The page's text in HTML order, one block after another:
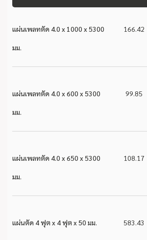
แผ่นเพลทตัด 4.0 x 1000 x 5300
มม.
166.42
แผ่นเพลทตัด 4.0 x 600 x 5300
มม.
99.85
แผ่นเพลทตัด 4.0 x 650 x 5300
มม.
108.17
แผ่นตัด 4 ฟุต x 4 ฟุต x 50 มม. 583.43